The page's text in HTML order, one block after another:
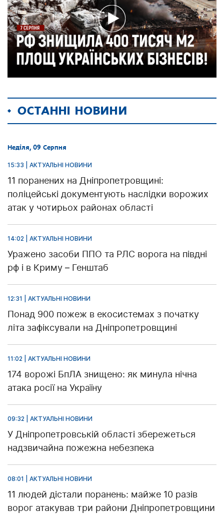
ОСТАННІ НОВИНИ
Неділя, 09 Серпня
15:33 | АКТУАЛЬНІ НОВИНИ
11 поранених на Дніпропетровщині:
поліцейські документують наслідки ворожих
атак у чотирьох районах області
14:02 | АКТУАЛЬНІ НОВИНИ
Уражено засоби ППО та РЛС ворога на півдні
рф і в Криму – Генштаб
12:31 | АКТУАЛЬНІ НОВИНИ
Понад 900 пожеж в екосистемах з початку
літа зафіксували на Дніпропетровщині
11:02 | АКТУАЛЬНІ НОВИНИ
174 ворожі БпЛА знищено: як минула нічна
атака росії на Україну
09:32 | АКТУАЛЬНІ НОВИНИ
У Дніпропетровській області збережеться
надзвичайна пожежна небезпека
08:01 | АКТУАЛЬНІ НОВИНИ
11 людей дістали поранень: майже 10 разів
ворог атакував три райони Дніпропетровщини